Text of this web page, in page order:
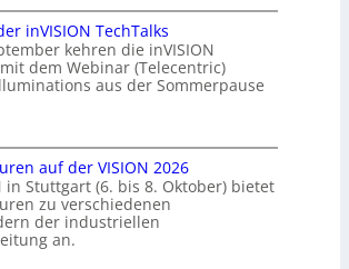
inVISION TechTalks
kehren die inVISION
dem Webinar (Telecentric)
aus der Sommerpause
auf der VISION 2026
in Stuttgart (6. bis 8. Oktober) bietet
zu verschiedenen
der industriellen
an.